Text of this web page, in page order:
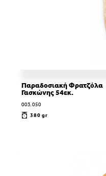
Παραδοσιακή Φρατζόλα
Γασκώνης 54εκ.
003.050
380 gr